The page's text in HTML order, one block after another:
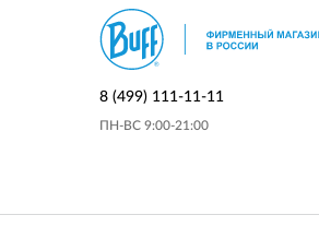
8 (499) 111-11-11
ПН-ВС 9:00-21:00